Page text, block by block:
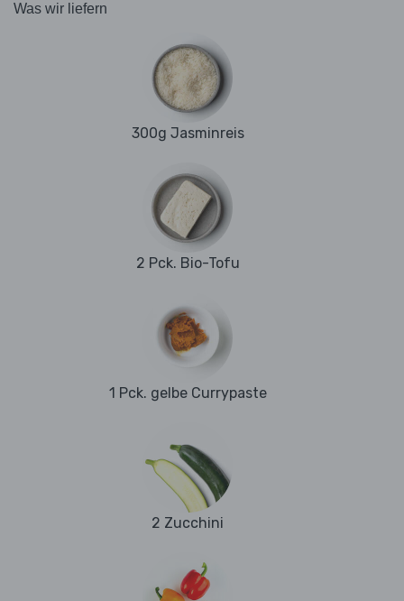
Was wir liefern
300g Jasminreis
2 Pck. Bio-Tofu
1 Pck. gelbe Currypaste
2 Zucchini